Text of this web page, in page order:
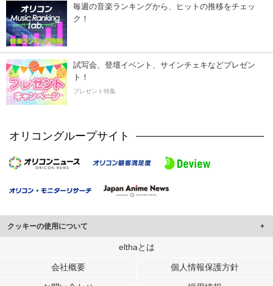
毎週の音楽ランキングから、ヒットの推移をチェッ
ク！
試写会、登壇イベント、サインチェキなどプレゼン
ト！
プレゼント特集
オリコングループサイト
クッキーの使用について
このサイトでは Cookie を使用して、ユーザーに合わせたコンテンツや広告の
行っています。
elthaとは
会社概要 個人情報保護方針